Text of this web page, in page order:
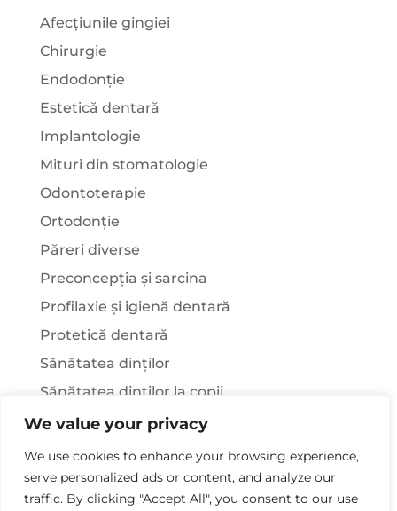
We value your privacy
We use cookies to enhance your browsing experience,
serve personalized ads or content, and analyze our
traffic. By clicking "Accept All", you consent to our use
Afecțiunile gingiei
Chirurgie
Endodonție
Estetică dentară
Implantologie
Mituri din stomatologie
Odontoterapie
Ortodonție
Păreri diverse
Preconcepția și sarcina
Profilaxie și igienă dentară
Protetică dentară
Sănătatea dinților
Sănătatea dinților la copii
Știați că…?
Tratamentul stomatologic la pacienții cu
afecțiuni sistemice